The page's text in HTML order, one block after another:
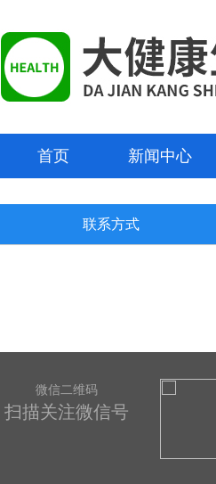
首页 新闻中心
联系方式
微信二维码
扫描关注微信号